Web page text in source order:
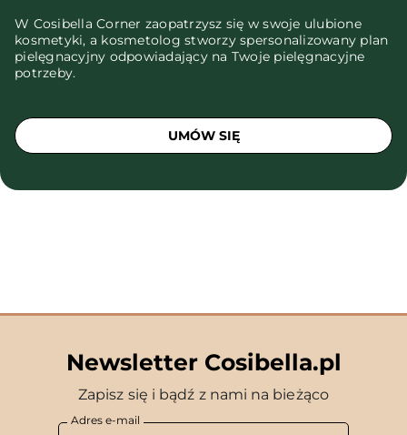
W Cosibella Corner zaopatrzysz się w swoje ulubione
kosmetyki, a kosmetolog stworzy spersonalizowany plan
pielęgnacyjny odpowiadający na Twoje pielęgnacyjne
potrzeby.
UMÓW SIĘ
Newsletter Cosibella.pl
Zapisz się i bądź z nami na bieżąco
Adres e-mail